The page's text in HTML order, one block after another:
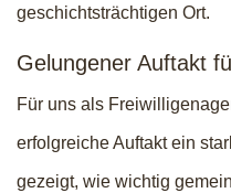
geschichtsträchtigen Ort.
Gelungener Auftakt
Für uns als
erfolgreiche Auftakt ein
gezeigt, wie wichtig